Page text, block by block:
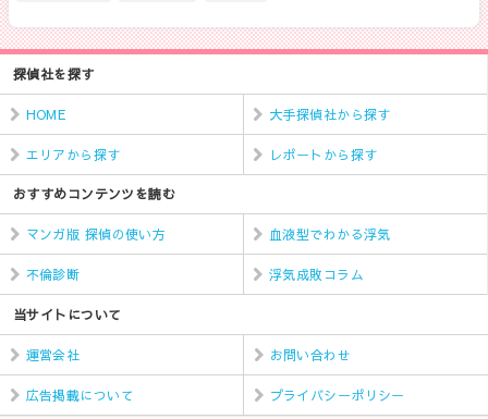
探偵社を探す
HOME 大手探偵社から探す
エリアから探す レポートから探す
おすすめコンテンツを読む
マンガ版 探偵の使い方 血液型でわかる浮気
不倫診断 浮気成敗コラム
当サイトについて
運営会社 お問い合わせ
広告掲載について プライバシーポリシー